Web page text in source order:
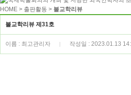
HOME > 출판활동 > 불교학리뷰
불교학리뷰 제31호
이름 : 최고관리자 작성일 : 2023.01.13